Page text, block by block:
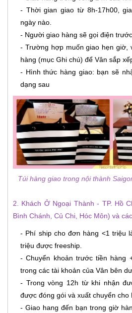
- Thời gian giao từ 8h-17h00,
ngày nào.
- Người giao hàng sẽ gọi điện
- Trường hợp muốn giao hẹn giờ,
hàng (mục Ghi chú) để Vân sắp
- Hình thức hàng giao: bạn sẽ
dạng sau
Túi hàng giao trong nội thành
2. Khách Ở Ngoại Thành - TP. Hồ
Bình Chánh, Củ Chi, Hóc Môn) và
- Phí ship cho đơn hàng <1 triệu
triệu được freeship.
- Chuyển khoản trước tiền hàng
trong các tài khoản của Vân bên
- Trong vòng 12h từ khi nhận
được đóng gói và xuất chuyển cho
- Giao hang đến bạn trong giờ